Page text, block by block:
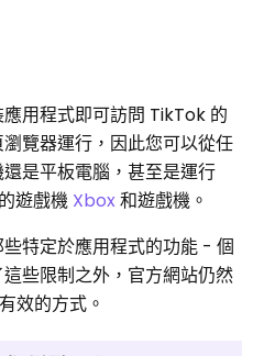
用程式即可訪問 TikTok 的
覽器運行，因此您可以從任
是平板電腦，甚至是運行
遊戲機 Xbox和遊戲機。
特定於應用程式的功能 - 個
些限制之外，官方網站仍然
效的方式。